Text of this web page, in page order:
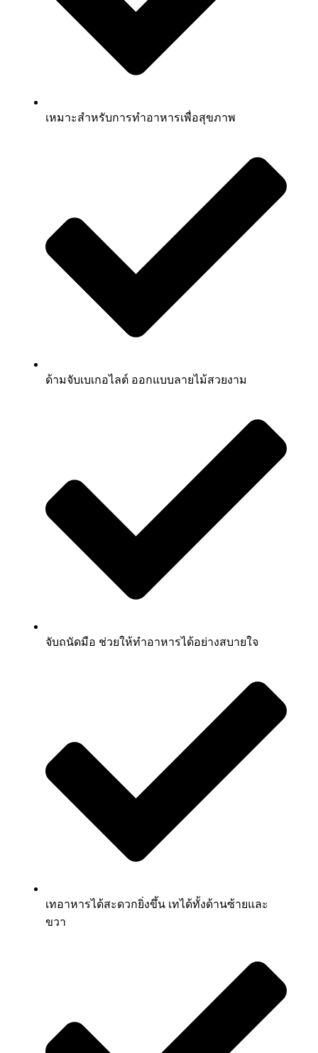
เหมาะสำหรับการทำอาหารเพื่อสุขภาพ
ด้ามจับเบเกอไลต์ ออกแบบลายไม้สวยงาม
จับถนัดมือ ช่วยให้ทำอาหารได้อย่างสบายใจ
เทอาหารได้สะดวกยิ่งขึ้น เทได้ทั้งด้านซ้ายและ
ขวา